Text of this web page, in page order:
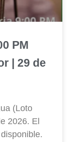
PM
| 29 de
(Loto
2026. El